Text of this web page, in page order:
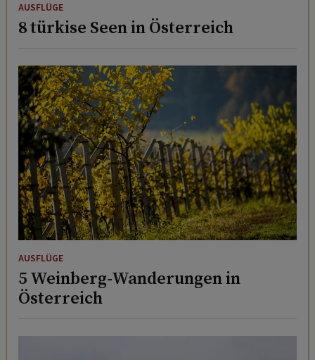
AUSFLÜGE
8 türkise Seen in Österreich
AUSFLÜGE
5 Weinberg-Wanderungen in
Österreich